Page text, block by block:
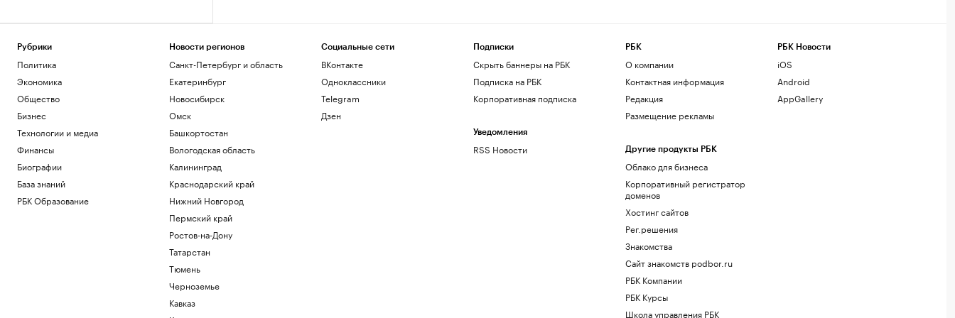
Рубрики
Политика
Экономика
Общество
Бизнес
Технологии и медиа
Финансы
Биографии
База знаний
РБК Образование
Новости регионов
Санкт-Петербург и область
Екатеринбург
Новосибирск
Омск
Башкортостан
Вологодская область
Калининград
Краснодарский край
Нижний Новгород
Пермский край
Ростов-на-Дону
Татарстан
Тюмень
Черноземье
Кавказ
Социальные сети
ВКонтакте
Одноклассники
Telegram
Дзен
Подписки
Скрыть баннеры на РБК
Подписка на РБК
Корпоративная подписка
Уведомления
RSS Новости
РБК
О компании
Контактная информация
Редакция
Размещение рекламы
Другие продукты РБК
Облако для бизнеса
Корпоративный регистратор
доменов
Хостинг сайтов
Рег.решения
Знакомства
Сайт знакомств podbor.ru
РБК Компании
РБК Курсы
Школа управления РБК
РБК Новости
iOS
Android
AppGallery